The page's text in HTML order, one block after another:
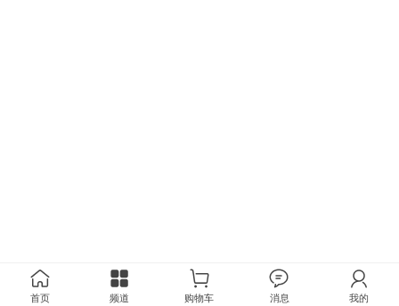
首页 频道 购物车 消息 我的